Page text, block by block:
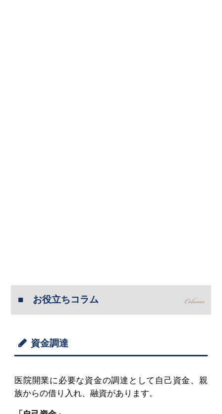
お役立ちコラム
資金調達
医院開業に必要な資金の調達として自己資金、親
族からの借り入れ、融資があります。